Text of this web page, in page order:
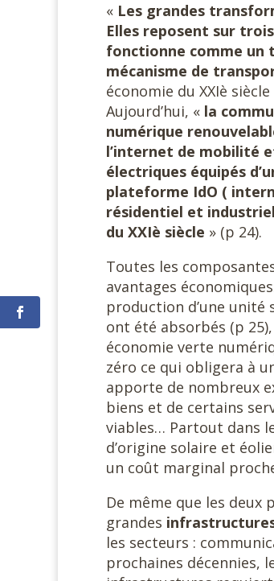
« Les grandes
Elles reposent sur
fonctionne comme un
mécanisme de
économie du XXIè
Aujourd’hui, « la
numérique
l’internet de mobilité
électriques équipés
plateforme IdO (
résidentiel et
du XXIè siècle » (p 24).
Toutes les
avantages
production d’une unité
ont été absorbés (p
économie verte
zéro ce qui obligera à
apporte de nombreux
biens et de certains
viables… Partout dans
d’origine solaire et
un coût marginal
De même que les
grandes
les secteurs :
prochaines décennies,